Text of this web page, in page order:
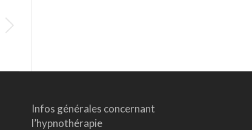
Infos générales concernant
l’hypnothérapie